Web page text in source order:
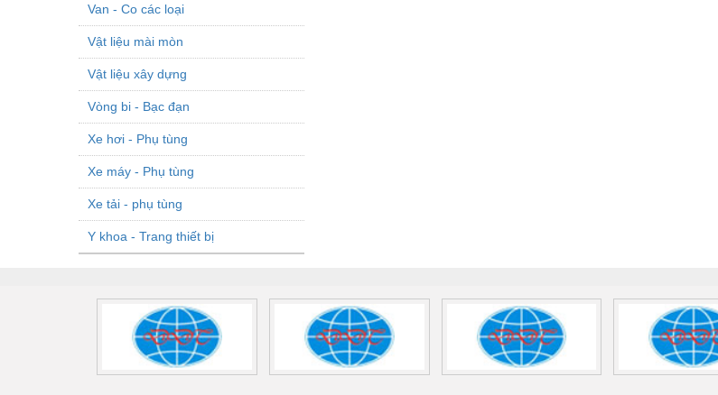
Van - Co các loại
Vật liệu mài mòn
Vật liệu xây dựng
Vòng bi - Bạc đạn
Xe hơi - Phụ tùng
Xe máy - Phụ tùng
Xe tải - phụ tùng
Y khoa - Trang thiết bị